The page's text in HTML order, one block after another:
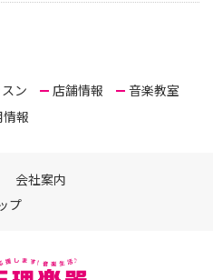
ン 店舗情報
音楽教室
報
会社案内
プ